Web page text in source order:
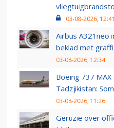
03-08-2026, 12:41
Airbus A321neo
beklad met
03-08-2026, 12:34
Boeing 737
Tadzjikistan:
03-08-2026, 11:26
Geruzie over